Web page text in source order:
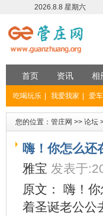
2026.8.8 星期六
首页 资讯 相
吃喝玩乐 我爱我家 爱
您的位置： 管庄网 >> 论坛
嗨！你怎么还
雅宝 发表于
原文： 嗨！
着圣诞老公公